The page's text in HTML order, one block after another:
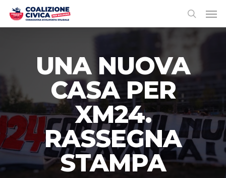
UNA NUOVA
CASA PER
XM24.
RASSEGNA
STAMPA